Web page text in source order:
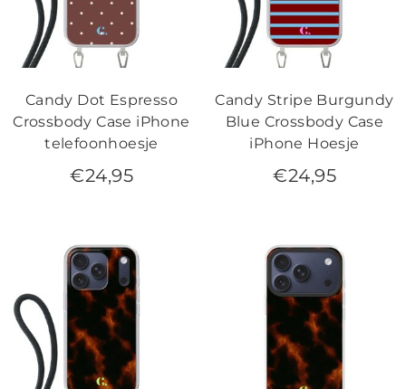
Candy Dot Espresso
Crossbody Case iPhone
telefoonhoesje
€24,95
Candy Stripe Burgundy
Blue Crossbody Case
iPhone Hoesje
€24,95